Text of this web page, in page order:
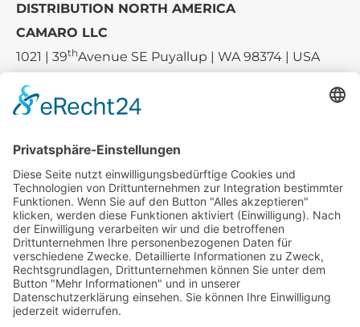
DISTRIBUTION NORTH AMERICA
CAMARO LLC
1021 | 39thAvenue SE Puyallup | WA 98374 | USA
Tel.:+1 253-867-57 35
Unternehmen
Service
Media
© 2026 - Camaro Erich Roiser GmbH